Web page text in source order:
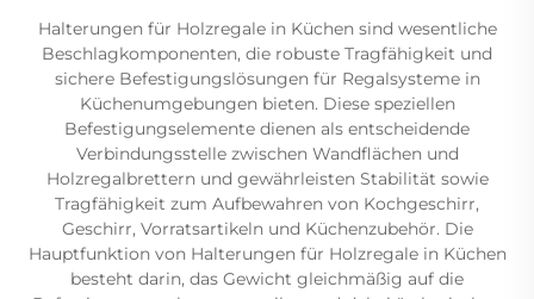
Halterungen für Holzregale in Küchen sind wesentliche
Beschlagkomponenten, die robuste Tragfähigkeit und
sichere Befestigungslösungen für Regalsysteme in
Küchenumgebungen bieten. Diese speziellen
Befestigungselemente dienen als entscheidende
Verbindungsstelle zwischen Wandflächen und
Holzregalbrettern und gewährleisten Stabilität sowie
Tragfähigkeit zum Aufbewahren von Kochgeschirr,
Geschirr, Vorratsartikeln und Küchenzubehör. Die
Hauptfunktion von Halterungen für Holzregale in Küchen
besteht darin, das Gewicht gleichmäßig auf die